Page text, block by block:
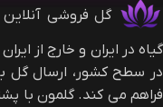
گل فروشی
در سطح کشور، ارسال گل